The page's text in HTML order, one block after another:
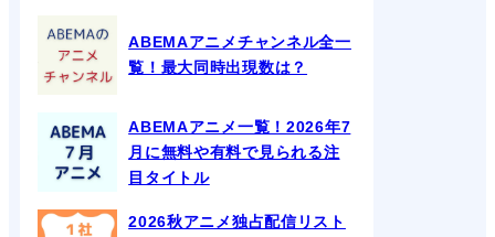
ABEMAアニメチャンネル全一
覧！最大同時出現数は？
ABEMAアニメ一覧！2026年7
月に無料や有料で見られる注
目タイトル
2026秋アニメ独占配信リスト